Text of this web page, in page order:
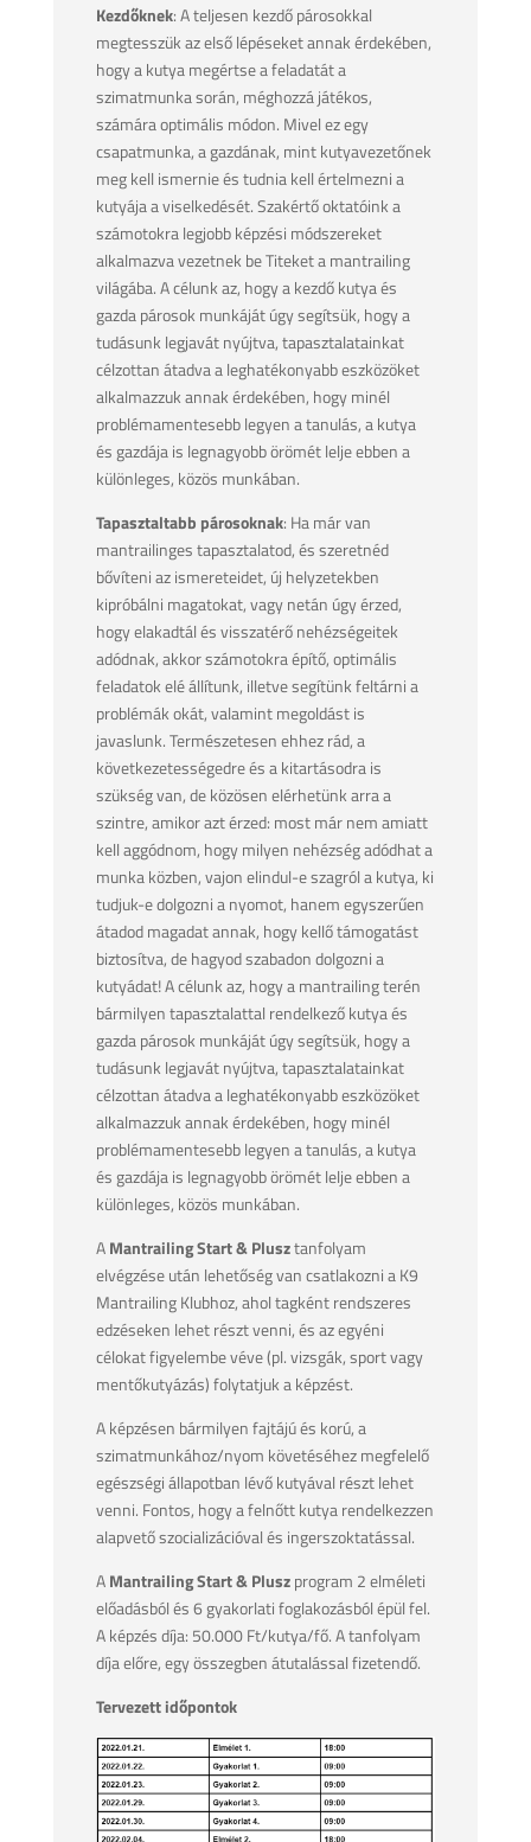
Kezdőknek: A teljesen kezdő párosokkal
megtesszük az első lépéseket annak érdekében,
hogy a kutya megértse a feladatát a
szimatmunka során, méghozzá játékos,
számára optimális módon. Mivel ez egy
csapatmunka, a gazdának, mint kutyavezetőnek
meg kell ismernie és tudnia kell értelmezni a
kutyája a viselkedését. Szakértő oktatóink a
számotokra legjobb képzési módszereket
alkalmazva vezetnek be Titeket a mantrailing
világába. A célunk az, hogy a kezdő kutya és
gazda párosok munkáját úgy segítsük, hogy a
tudásunk legjavát nyújtva, tapasztalatainkat
célzottan átadva a leghatékonyabb eszközöket
alkalmazzuk annak érdekében, hogy minél
problémamentesebb legyen a tanulás, a kutya
és gazdája is legnagyobb örömét lelje ebben a
különleges, közös munkában.
Tapasztaltabb párosoknak: Ha már van
mantrailinges tapasztalatod, és szeretnéd
bővíteni az ismereteidet, új helyzetekben
kipróbálni magatokat, vagy netán úgy érzed,
hogy elakadtál és visszatérő nehézségeitek
adódnak, akkor számotokra építő, optimális
feladatok elé állítunk, illetve segítünk feltárni a
problémák okát, valamint megoldást is
javaslunk. Természetesen ehhez rád, a
következetességedre és a kitartásodra is
szükség van, de közösen elérhetünk arra a
szintre, amikor azt érzed: most már nem amiatt
kell aggódnom, hogy milyen nehézség adódhat a
munka közben, vajon elindul-e szagról a kutya, ki
tudjuk-e dolgozni a nyomot, hanem egyszerűen
átadod magadat annak, hogy kellő támogatást
biztosítva, de hagyod szabadon dolgozni a
kutyádat! A célunk az, hogy a mantrailing terén
bármilyen tapasztalattal rendelkező kutya és
gazda párosok munkáját úgy segítsük, hogy a
tudásunk legjavát nyújtva, tapasztalatainkat
célzottan átadva a leghatékonyabb eszközöket
alkalmazzuk annak érdekében, hogy minél
problémamentesebb legyen a tanulás, a kutya
és gazdája is legnagyobb örömét lelje ebben a
különleges, közös munkában.
AMantrailing Start & Plusztanfolyam
elvégzése után lehetőség van csatlakozni a K9
Mantrailing Klubhoz, ahol tagként rendszeres
edzéseken lehet részt venni, és az egyéni
célokat figyelembe véve (pl. vizsgák, sport vagy
mentőkutyázás) folytatjuk a képzést.
A képzésen bármilyen fajtájú és korú, a
szimatmunkához/nyom követéséhez megfelelő
egészségi állapotban lévő kutyával részt lehet
venni. Fontos, hogy a felnőtt kutya rendelkezzen
alapvető szocializációval és ingerszoktatással.
AMantrailing Start & Pluszprogram 2 elméleti
előadásból és 6 gyakorlati foglakozásból épül fel.
A képzés díja: 50.000 Ft/kutya/fő. A tanfolyam
díja előre, egy összegben átutalással fizetendő.
Tervezett időpontok